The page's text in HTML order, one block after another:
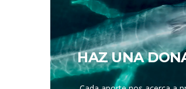
HAZ UNA